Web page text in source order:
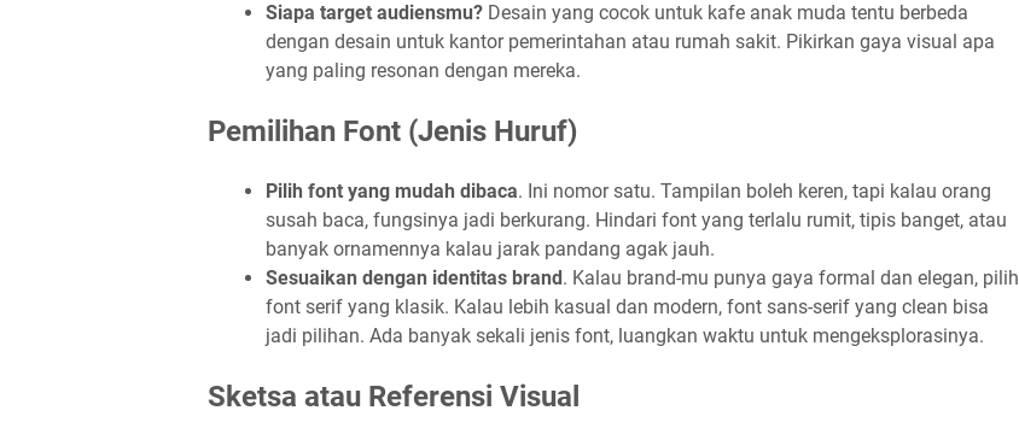
Siapa target audiensmu? Desain yang cocok untuk kafe anak muda tentu berbeda
dengan desain untuk kantor pemerintahan atau rumah sakit. Pikirkan gaya visual apa
yang paling resonan dengan mereka.
Pemilihan Font (Jenis Huruf)
Pilih font yang mudah dibaca. Ini nomor satu. Tampilan boleh keren, tapi kalau orang
susah baca, fungsinya jadi berkurang. Hindari font yang terlalu rumit, tipis banget, atau
banyak ornamennya kalau jarak pandang agak jauh.
Sesuaikan dengan identitas brand. Kalau brand-mu punya gaya formal dan elegan, pilih
font serif yang klasik. Kalau lebih kasual dan modern, font sans-serif yang clean bisa
jadi pilihan. Ada banyak sekali jenis font, luangkan waktu untuk mengeksplorasinya.
Sketsa atau Referensi Visual